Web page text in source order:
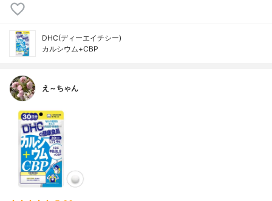
DHC(ディーエイチシー)
カルシウム+CBP
え～ちゃん